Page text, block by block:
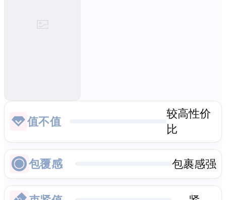
值不值
较高性价
比
包覆感 包裹感强